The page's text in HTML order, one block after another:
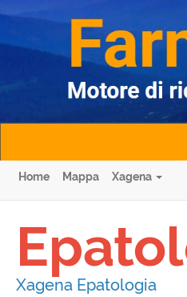
Home Mappa Xagena
Xagena Epatologia